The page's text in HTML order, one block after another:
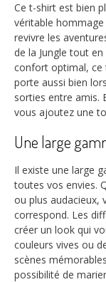
Ce t-shirt est bien
véritable hommage
revivre les
de la Jungle tout
confort optimal, ce
porte aussi bien
sorties entre amis.
vous ajoutez une
Une large
Il existe une large
toutes vos envies.
ou plus audacieux,
correspond. Les
créer un look qui
couleurs vives ou
scènes
possibilité de